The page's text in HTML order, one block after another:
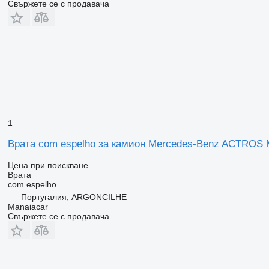
Свържете се с продавача
1
Врата com espelho за камион Mercedes-Benz ACTROS
Цена при поискване
Врата
com espelho
Португалия, ARGONCILHE
Manaiacar
Свържете се с продавача